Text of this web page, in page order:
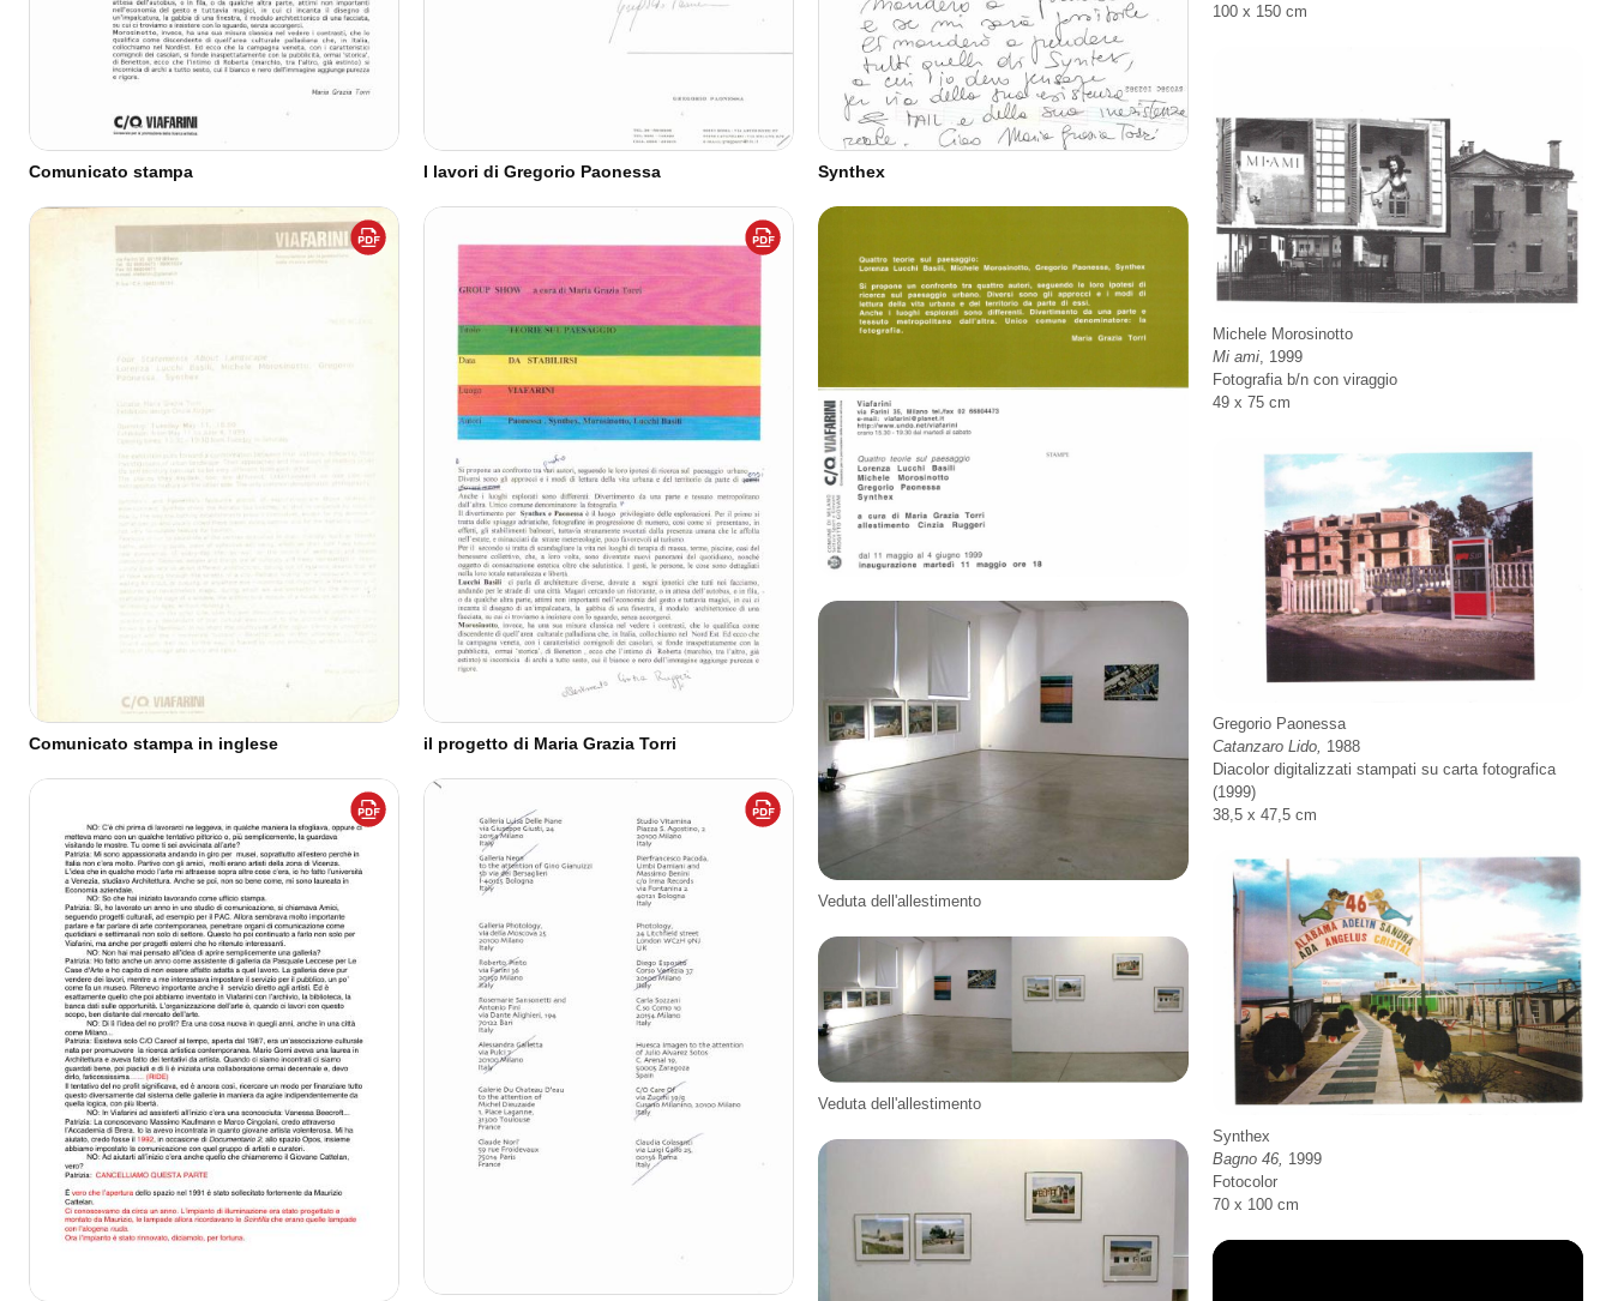
Comunicato stampa
Comunicato stampa in inglese
I lavori di Gregorio Paonessa
il progetto di Maria Grazia Torri
Synthex
Veduta dell'allestimento
Veduta dell'allestimento
100 x 150 cm
Michele Morosinotto
Mi ami , 1999
Fotografia b/n con viraggio
49 x 75 cm
Gregorio Paonessa
Catanzaro Lido, 1988
Diacolor digitalizzati stampati su carta fotografica
(1999)
38,5 x 47,5 cm
Synthex
Bagno 46, 1999
Fotocolor
70 x 100 cm